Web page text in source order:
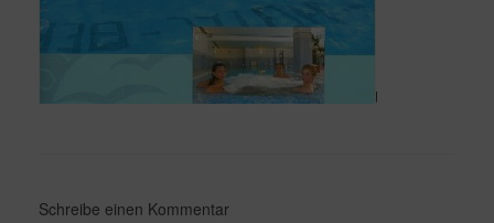
Schreibe einen Kommentar